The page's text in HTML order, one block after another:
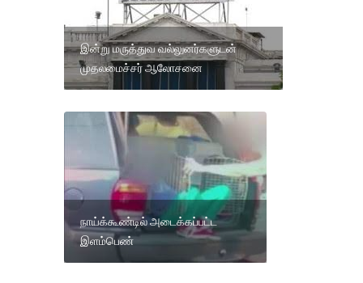
இன்று மருத்துவ வல்லுனர்களுடன்
முதலமைச்சர் ஆலோசனை
நாய்க்கூண்டில் அடைக்கப்பட்ட
இளம்பெண்